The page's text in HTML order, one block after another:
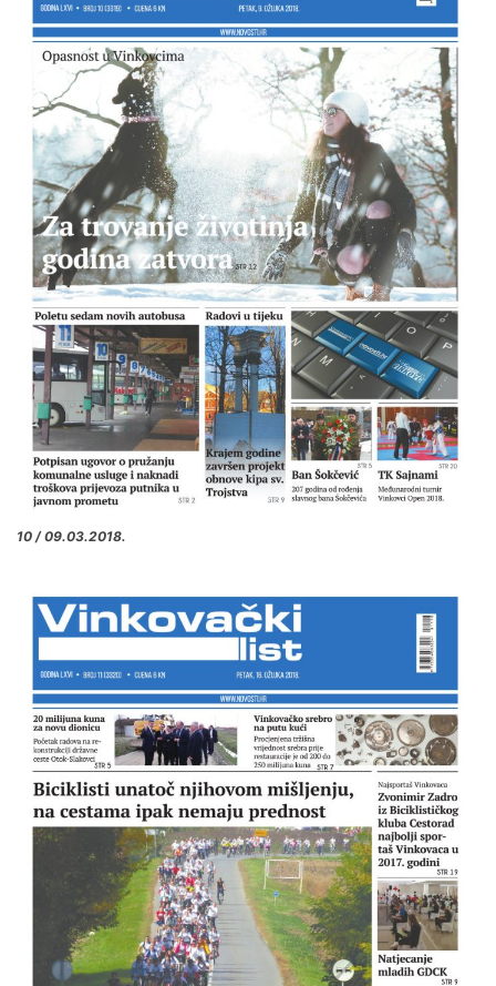
10 / 09.03.2018.